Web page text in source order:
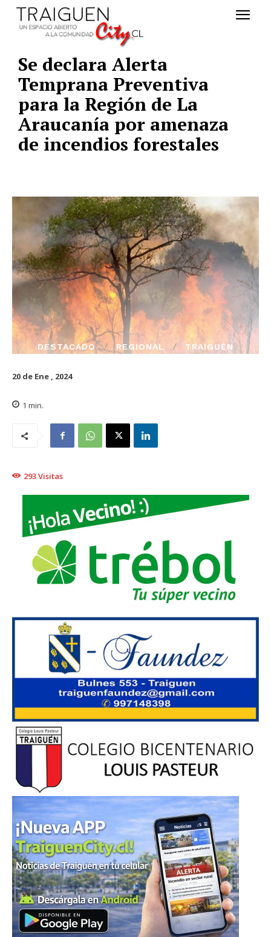
Se declara Alerta
Temprana Preventiva
para la Región de La
Araucanía por amenaza
de incendios forestales
DESTACADO REGIONAL TRAIGUÉN
20 de Ene , 2024
1 min.
293Visitas